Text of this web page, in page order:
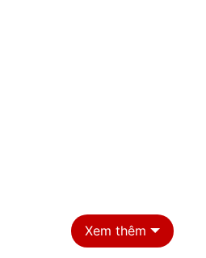
Xem thêm